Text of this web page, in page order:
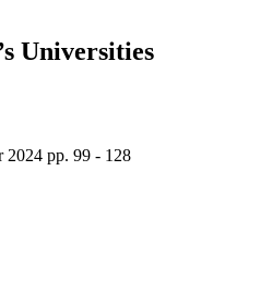
Universities
2024 pp. 99 - 128